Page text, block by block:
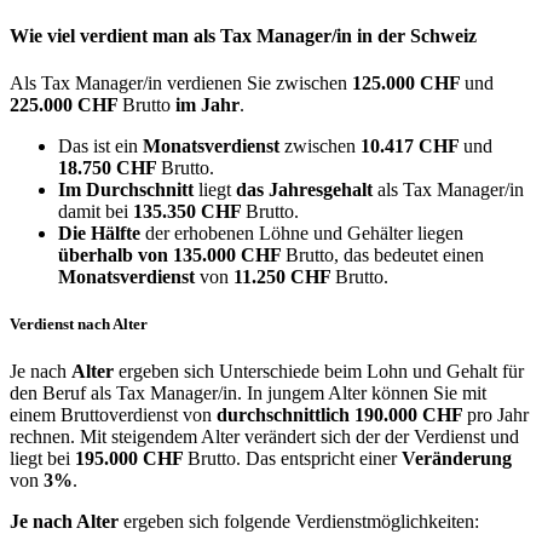
Wie viel verdient man als Tax Manager/in in der Schweiz
Als Tax Manager/in verdienen Sie zwischen 125.000 CHF und
225.000 CHF Brutto im Jahr.
Das ist ein Monatsverdienst zwischen 10.417 CHF und
18.750 CHF Brutto.
Im Durchschnitt liegt das Jahresgehalt als Tax Manager/in
damit bei 135.350 CHF Brutto.
Die Hälfte der erhobenen Löhne und Gehälter liegen
überhalb von 135.000 CHF Brutto, das bedeutet einen
Monatsverdienst von 11.250 CHF Brutto.
Verdienst nach Alter
Je nach Alter ergeben sich Unterschiede beim Lohn und Gehalt für
den Beruf als Tax Manager/in. In jungem Alter können Sie mit
einem Bruttoverdienst von durchschnittlich 190.000 CHF pro Jahr
rechnen. Mit steigendem Alter verändert sich der der Verdienst und
liegt bei 195.000 CHF Brutto. Das entspricht einerVeränderung
von 3%.
Je nach Alter ergeben sich folgende Verdienstmöglichkeiten: